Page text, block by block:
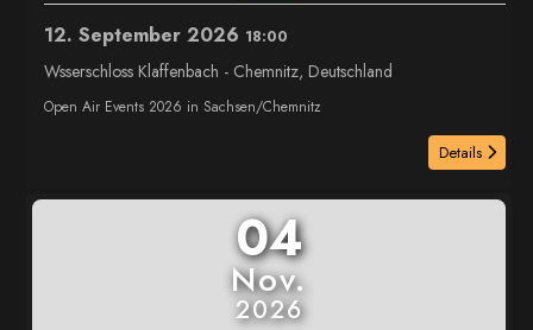
12. September 2026 18:00
Wsserschloss Klaffenbach - Chemnitz, Deutschland
Open Air Events 2026 in Sachsen/Chemnitz
Details
04
Nov.
2026